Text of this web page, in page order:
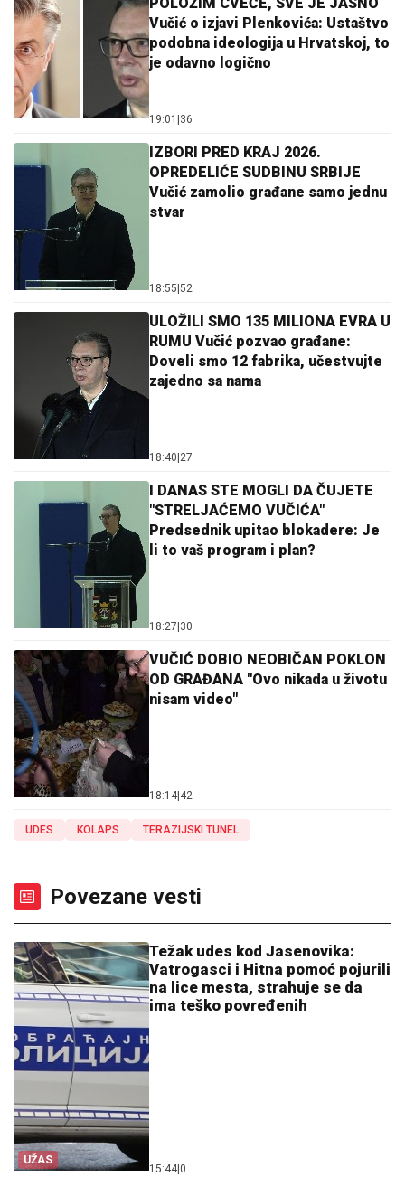
POLOŽIM CVEĆE, SVE JE JASNO
Vučić o izjavi Plenkovića: Ustaštvo
podobna ideologija u Hrvatskoj, to
je odavno logično
19:01 36
IZBORI PRED KRAJ 2026.
OPREDELIĆE SUDBINU SRBIJE
Vučić zamolio građane samo jednu
stvar
18:55 52
ULOŽILI SMO 135 MILIONA EVRA U
RUMU Vučić pozvao građane:
Doveli smo 12 fabrika, učestvujte
zajedno sa nama
18:40 27
I DANAS STE MOGLI DA ČUJETE
"STRELJAĆEMO VUČIĆA"
Predsednik upitao blokadere: Je
li to vaš program i plan?
18:27 30
VUČIĆ DOBIO NEOBIČAN POKLON
OD GRAĐANA "Ovo nikada u životu
nisam video"
18:14 42
UDES KOLAPS TERAZIJSKI TUNEL
Povezane vesti
UŽAS
Težak udes kod Jasenovika:
Vatrogasci i Hitna pomoć pojurili
na lice mesta, strahuje se da
ima teško povređenih
15:44 0